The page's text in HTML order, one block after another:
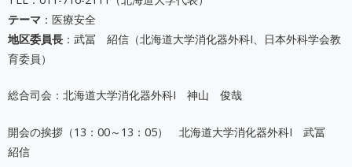
テーマ ：医療安全
地区委員長 ：武冨 紹信（北海道大学消化器外科I、日本外科学会教
育委員）
総合司会：北海道大学消化器外科I 神山 俊哉
開会の挨拶（13：00～13：05） 北海道大学消化器外科I 武冨
紹信